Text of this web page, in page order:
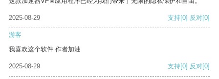
2025-08-29 支持[0] 反对[0]
游客
我喜欢这个软件 作者加油
2025-08-29 支持[0] 反对[0]